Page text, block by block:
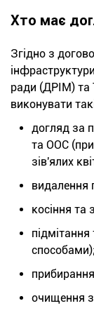
Хто має
Згідно з
ради (ДРІМ) та
виконувати
догляд за
та ООС
зів'ялих
видалення
косіння та
способами);
очищення